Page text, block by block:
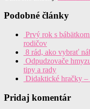
Podobné články
Prvý rok s
rodičov
8 rád, ako vybrať
Odpudzovače
tipy a rady
Didaktické hračky
Pridaj komentár